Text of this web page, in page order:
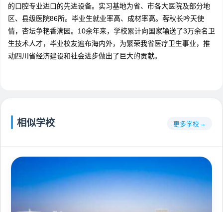
的口腔专业进口的先进设备。实习基地为省、市各大医院及部分地
区、县级医院86所。毕业生就业率高、成材率高。蓉秋长吟天使
情，杏坛争艳香满园。10余年来，学校累计向国家输送了3万余名卫
生技术人才，毕业校友遍布海内外，为繁荣我省医疗卫生事业，推
动四川省经济建设和社会进步做出了巨大的贡献。
相似学校 更多学校